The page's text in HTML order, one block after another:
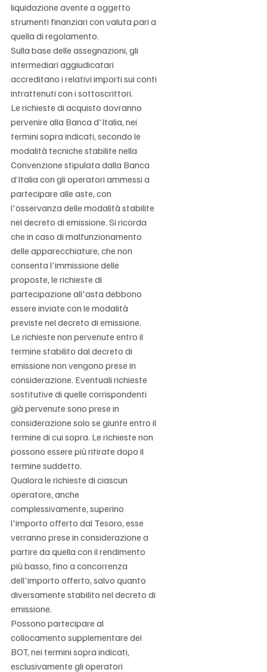
liquidazione avente a oggetto
strumenti finanziari con valuta pari a
quella di regolamento.
Sulla base delle assegnazioni, gli
intermediari aggiudicatari
accreditano i relativi importi sui conti
intrattenuti con i sottoscrittori.
Le richieste di acquisto dovranno
pervenire alla Banca d'Italia, nei
termini sopra indicati, secondo le
modalità tecniche stabilite nella
Convenzione stipulata dalla Banca
d’Italia con gli operatori ammessi a
partecipare alle aste, con
l'osservanza delle modalità stabilite
nel decreto di emissione. Si ricorda
che in caso di malfunzionamento
delle apparecchiature, che non
consenta l'immissione delle
proposte, le richieste di
partecipazione all'asta debbono
essere inviate con le modalità
previste nel decreto di emissione.
Le richieste non pervenute entro il
termine stabilito dal decreto di
emissione non vengono prese in
considerazione. Eventuali richieste
sostitutive di quelle corrispondenti
già pervenute sono prese in
considerazione solo se giunte entro il
termine di cui sopra. Le richieste non
possono essere più ritirate dopo il
termine suddetto.
Qualora le richieste di ciascun
operatore, anche
complessivamente, superino
l'importo offerto dal Tesoro, esse
verranno prese in considerazione a
partire da quella con il rendimento
più basso, fino a concorrenza
dell'importo offerto, salvo quanto
diversamente stabilito nel decreto di
emissione.
Possono partecipare al
collocamento supplementare dei
BOT, nei termini sopra indicati,
esclusivamente gli operatori